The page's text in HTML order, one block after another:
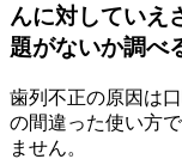
んに対していえ
題がないか調べ
歯列不正の原因は
の間違った使い方
ません。